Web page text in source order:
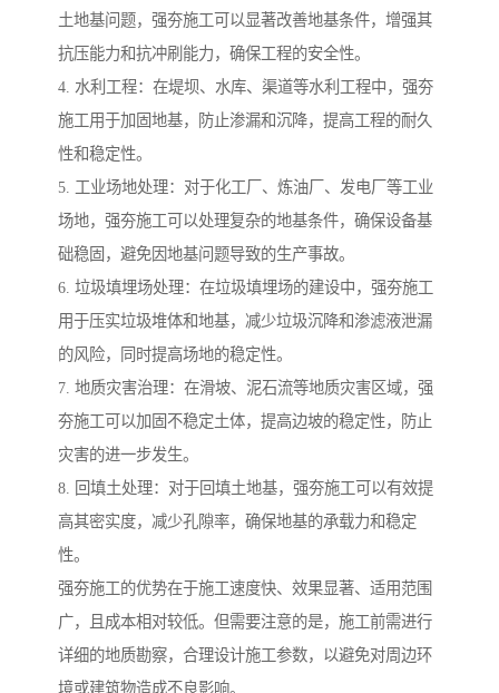
土地基问题，强夯施工可以显著改善地基条件，增强其
抗压能力和抗冲刷能力，确保工程的安全性。
4. 水利工程：在堤坝、水库、渠道等水利工程中，强夯
施工用于加固地基，防止渗漏和沉降，提高工程的耐久
性和稳定性。
5. 工业场地处理：对于化工厂、炼油厂、发电厂等工业
场地，强夯施工可以处理复杂的地基条件，确保设备基
础稳固，避免因地基问题导致的生产事故。
6. 垃圾填埋场处理：在垃圾填埋场的建设中，强夯施工
用于压实垃圾堆体和地基，减少垃圾沉降和渗滤液泄漏
的风险，同时提高场地的稳定性。
7. 地质灾害治理：在滑坡、泥石流等地质灾害区域，强
夯施工可以加固不稳定土体，提高边坡的稳定性，防止
灾害的进一步发生。
8. 回填土处理：对于回填土地基，强夯施工可以有效提
高其密实度，减少孔隙率，确保地基的承载力和稳定
性。
强夯施工的优势在于施工速度快、效果显著、适用范围
广，且成本相对较低。但需要注意的是，施工前需进行
详细的地质勘察，合理设计施工参数，以避免对周边环
境或建筑物造成不良影响。